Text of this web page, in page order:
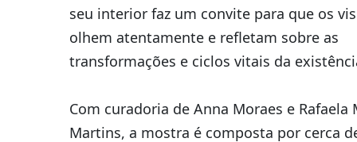
seu interior faz um convite para que os
olhem atentamente e refletam sobre as
transformações e ciclos vitais da
Com curadoria de Anna Moraes e Rafaela
Martins, a mostra é composta por cerca